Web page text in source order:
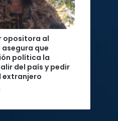
opositora al
que
política la
del país y pedir
extranjero